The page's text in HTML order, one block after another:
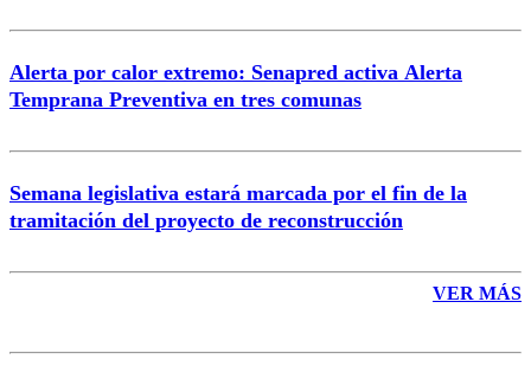
Alerta por calor extremo: Senapred activa Alerta
Temprana Preventiva en tres comunas
Semana legislativa estará marcada por el fin de la
tramitación del proyecto de reconstrucción
VER MÁS